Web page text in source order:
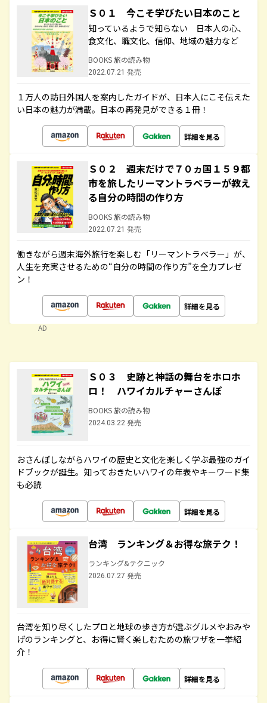
Ｓ０１ 今こそ学びたい日本のこと
知っているようで知らない 日本人の心、
食文化、職文化、信仰、地域の魅力など
BOOKS 旅の読み物
2022.07.21 発売
１万人の訪日外国人を案内したガイドが、日本人にこそ伝えた
い日本の魅力が満載。日本の再発見ができる１冊！
詳細を見る
Ｓ０２ 週末だけで７０ヵ国１５９都
市を旅したリーマントラベラーが教え
る自分の時間の作り方
BOOKS 旅の読み物
2022.07.21 発売
働きながら週末海外旅行を楽しむ「リーマントラベラー」が、
人生を充実させるための“自分の時間の作り方”を全力プレゼ
ン！
詳細を見る
AD
Ｓ０３ 史跡と神話の舞台をホロホ
ロ！ ハワイカルチャーさんぽ
BOOKS 旅の読み物
2024.03.22 発売
おさんぽしながらハワイの歴史と文化を楽しく学ぶ最強のガイ
ドブックが誕生。知っておきたいハワイの年表やキーワード集
も必読
詳細を見る
台湾 ランキング＆お得な旅テク！
ランキング&テクニック
2026.07.27 発売
台湾を知り尽くしたプロと地球の歩き方が選ぶグルメやおみや
げのランキングと、お得に賢く楽しむための旅ワザを一挙紹
介！
詳細を見る